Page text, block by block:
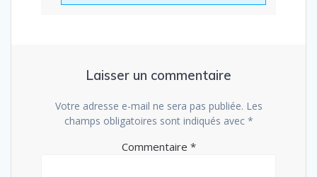
Laisser un commentaire
Votre adresse e-mail ne sera pas publiée. Les
champs obligatoires sont indiqués avec *
Commentaire *